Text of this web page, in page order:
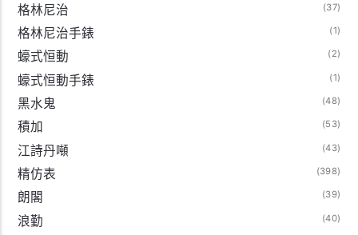
格林尼治 (37)
格林尼治手錶 (1)
蠔式恒動 (2)
蠔式恒動手錶 (1)
黑水鬼 (48)
積加 (53)
江詩丹噸 (43)
精仿表 (398)
朗閣 (39)
浪勤 (40)